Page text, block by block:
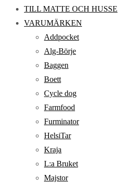
TILL MATTE OCH HUSSE
VARUMÄRKEN
Addpocket
Alg-Börje
Baggen
Boett
Cycle dog
Farmfood
Furminator
HelsiTar
Kraja
L:a Bruket
Majstor